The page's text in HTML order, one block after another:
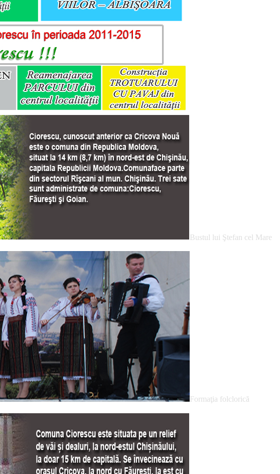
Bustul lui Ştefan cel Mare
Formaţia folclorică